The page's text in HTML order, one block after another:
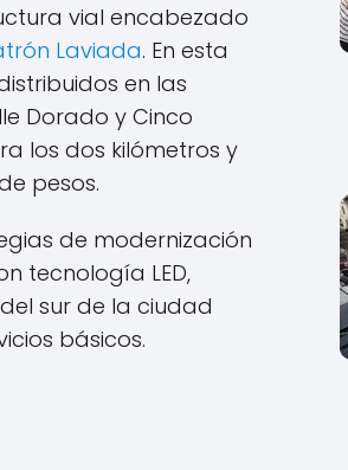
vial encabezado
Laviada. En esta
en las
Dorado y Cinco
los dos kilómetros y
pesos.
de modernización
tecnología LED,
sur de la ciudad
básicos.